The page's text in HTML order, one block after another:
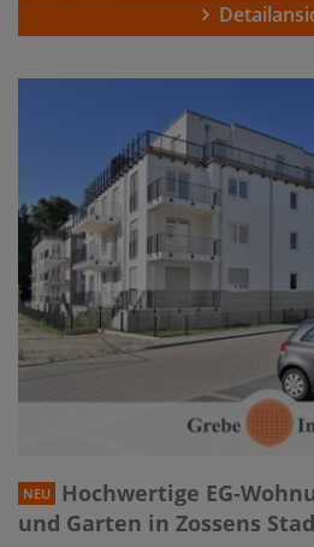
NEU
Hochwertige EG-
und Garten in Zossens